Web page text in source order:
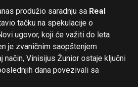
produžio saradnju sa Real
tačku na spekulacije o
ugovor, koji će važiti do leta
je zvaničnim saopštenjem
način, Vinisijus Žunior ostaje ključni
dana povezivali sa